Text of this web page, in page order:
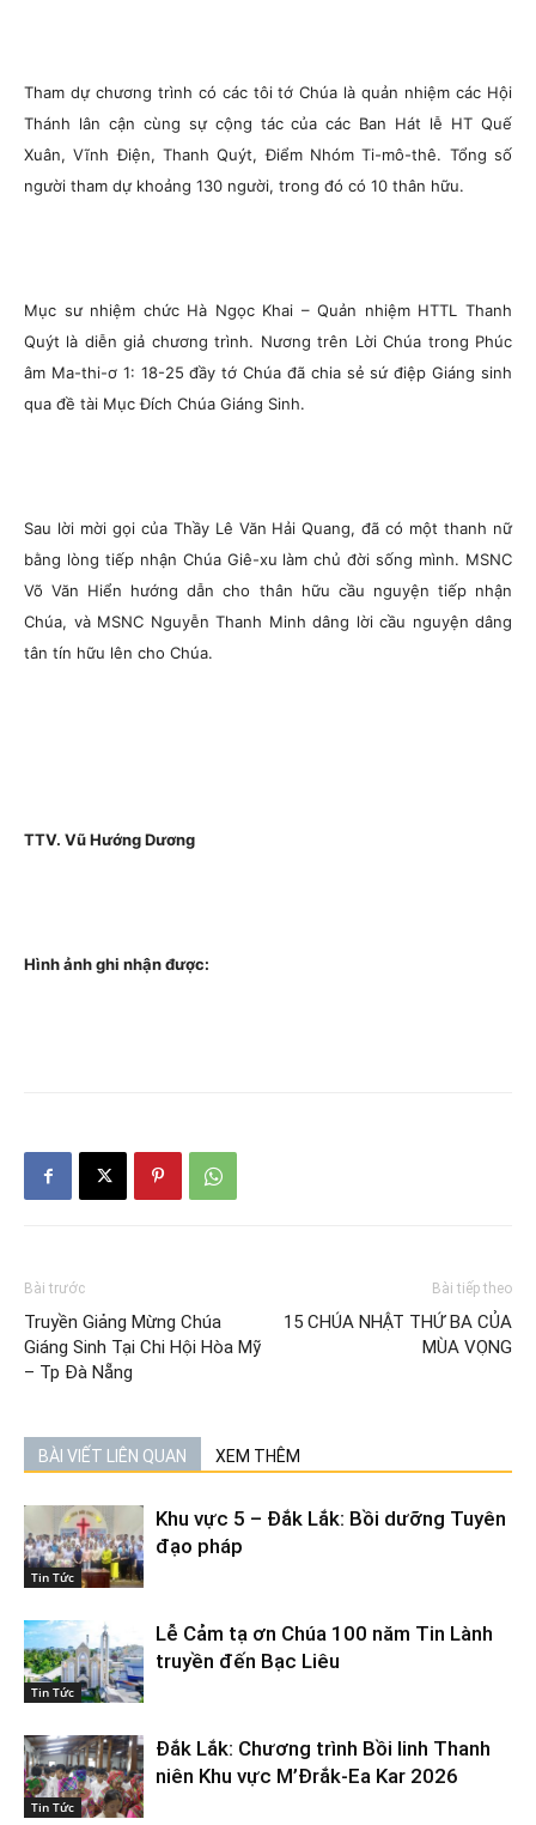
Tham dự chương trình có các tôi tớ Chúa là quản nhiệm các Hội
Thánh lân cận cùng sự cộng tác của các Ban Hát lễ HT Quế
Xuân, Vĩnh Điện, Thanh Quýt, Điểm Nhóm Ti-mô-thê. Tổng số
người tham dự khoảng 130 người, trong đó có 10 thân hữu.
Mục sư nhiệm chức Hà Ngọc Khai – Quản nhiệm HTTL Thanh
Quýt là diễn giả chương trình. Nương trên Lời Chúa trong Phúc
âm Ma-thi-ơ 1: 18-25 đầy tớ Chúa đã chia sẻ sứ điệp Giáng sinh
qua đề tài Mục Đích Chúa Giáng Sinh.
Sau lời mời gọi của Thầy Lê Văn Hải Quang, đã có một thanh nữ
bằng lòng tiếp nhận Chúa Giê-xu làm chủ đời sống mình. MSNC
Võ Văn Hiển hướng dẫn cho thân hữu cầu nguyện tiếp nhận
Chúa, và MSNC Nguyễn Thanh Minh dâng lời cầu nguyện dâng
tân tín hữu lên cho Chúa.
TTV. Vũ Hướng Dương
Hình ảnh ghi nhận được:
Bài trước
Truyền Giảng Mừng Chúa
Giáng Sinh Tại Chi Hội Hòa Mỹ
– Tp Đà Nẵng
Bài tiếp theo
15 CHÚA NHẬT THỨ BA CỦA
MÙA VỌNG
BÀI VIẾT LIÊN QUAN XEM THÊM
Tin Tức
Khu vực 5 – Đắk Lắk: Bồi dưỡng Tuyên
đạo pháp
Tin Tức
Lễ Cảm tạ ơn Chúa 100 năm Tin Lành
truyền đến Bạc Liêu
Tin Tức
Đắk Lắk: Chương trình Bồi linh Thanh
niên Khu vực M’Đrắk-Ea Kar 2026